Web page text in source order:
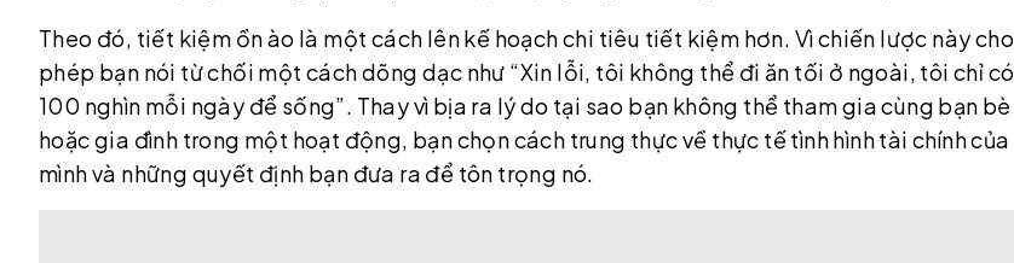
Theo đó, tiết kiệm ồn ào là một cách lên kế hoạch chi tiêu tiết kiệm hơn. Vì chiến lược này cho
phép bạn nói từ chối một cách dõng dạc như “Xin lỗi, tôi không thể đi ăn tối ở ngoài, tôi chỉ có
100 nghìn mỗi ngày để sống”. Thay vì bịa ra lý do tại sao bạn không thể tham gia cùng bạn bè
hoặc gia đình trong một hoạt động, bạn chọn cách trung thực về thực tế tình hình tài chính của
mình và những quyết định bạn đưa ra để tôn trọng nó.